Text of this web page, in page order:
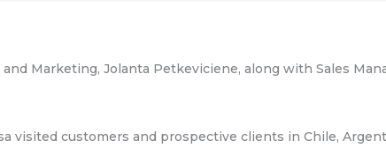
Marketing, Jolanta Petkeviciene, along with Sales
visited customers and prospective clients in Chile,